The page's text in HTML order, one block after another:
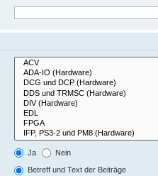
Ja Nein
Betreff und Text der Beiträge